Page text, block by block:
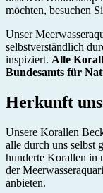
möchten, besuchen
Unser
selbstverständlich
inspiziert. Alle
Bundesamts für
Herkunft
Unsere Korallen
alle durch uns selbst
hunderte Korallen in
der
anbieten.